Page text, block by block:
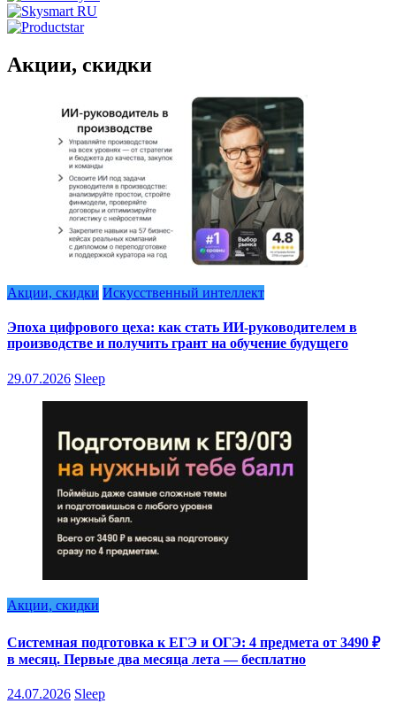
Акции, скидки
Акции, скидки Искусственный интеллект
Эпоха цифрового цеха: как стать ИИ-руководителем в
производстве и получить грант на обучение будущего
29.07.2026 Sleep
Акции, скидки
Системная подготовка к ЕГЭ и ОГЭ: 4 предмета от 3490 ₽
в месяц. Первые два месяца лета — бесплатно
24.07.2026 Sleep